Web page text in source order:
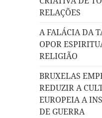
RELAÇÕES
A FALÁCIA DA
OPOR
RELIGIÃO
BRUXELAS
REDUZIR A
EUROPEIA A
DE GUERRA